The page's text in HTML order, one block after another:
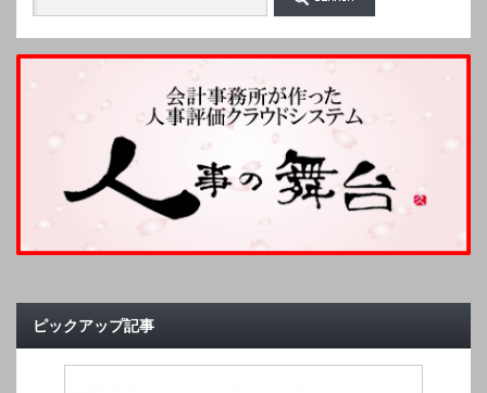
ピックアップ記事